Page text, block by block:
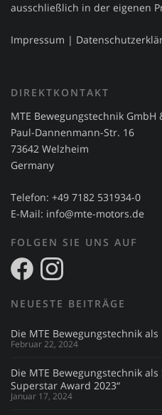
ausschließlich in der eigenen
Impressum |
DIREKTKONTAKT
MTE Bewegungstechnik GmbH
Paul-Dannenmann-Str. 16
73642 Welzheim
Germany
Telefon: +49 7182 531934-0
E-Mail: info@mte-motors.de
FOLGEN SIE UNS AUF
NEUESTE BEITRÄGE
Die MTE Bewegungstechnik
Februar 22, 2024
Die MTE Bewegungstechnik
Superstar Award 2023“
Januar 17, 2024